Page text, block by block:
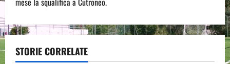
n
a
v
STORIE CORRELATE